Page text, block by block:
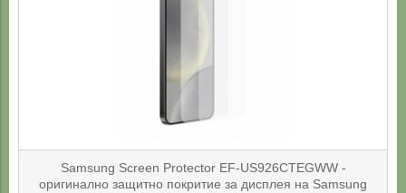
Samsung Screen Protector EF-US926CTEGWW -
оригинално защитно покритие за дисплея на Samsung